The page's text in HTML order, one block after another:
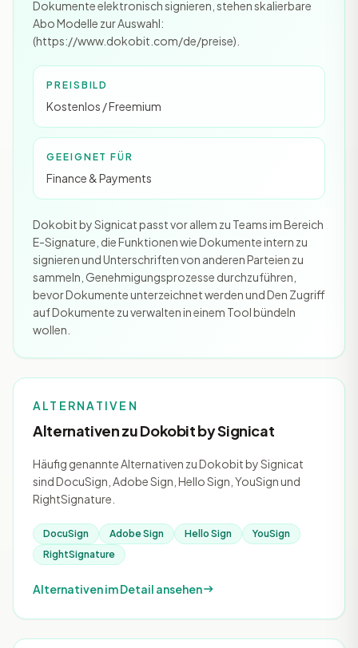
Dokumente elektronisch signieren, stehen skalierbare
Abo Modelle zur Auswahl:
(https://www.dokobit.com/de/preise).
PREISBILD
Kostenlos / Freemium
GEEIGNET FÜR
Finance & Payments
Dokobit by Signicat passt vor allem zu Teams im Bereich
E-Signature, die Funktionen wie Dokumente intern zu
signieren und Unterschriften von anderen Parteien zu
sammeln, Genehmigungsprozesse durchzuführen,
bevor Dokumente unterzeichnet werden und Den Zugriff
auf Dokumente zu verwalten in einem Tool bündeln
wollen.
ALTERNATIVEN
Alternativen zu Dokobit by Signicat
Häufig genannte Alternativen zu Dokobit by Signicat
sind DocuSign, Adobe Sign, Hello Sign, YouSign und
RightSignature.
DocuSign Adobe Sign Hello Sign
YouSign
RightSignature
Alternativen im Detail ansehen